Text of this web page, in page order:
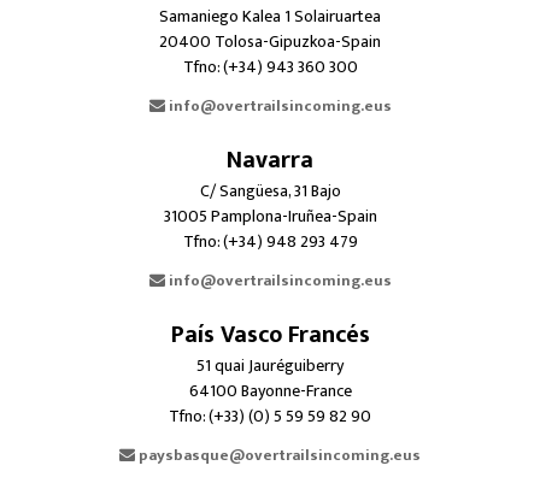
Samaniego Kalea 1 Solairuartea
20400 Tolosa-Gipuzkoa-Spain
Tfno: (+34) 943 360 300
info@overtrailsincoming.eus
Navarra
C/ Sangüesa, 31 Bajo
31005 Pamplona-Iruñea-Spain
Tfno: (+34) 948 293 479
info@overtrailsincoming.eus
País Vasco Francés
51 quai Jauréguiberry
64100 Bayonne-France
Tfno: (+33) (0) 5 59 59 82 90
paysbasque@overtrailsincoming.eus